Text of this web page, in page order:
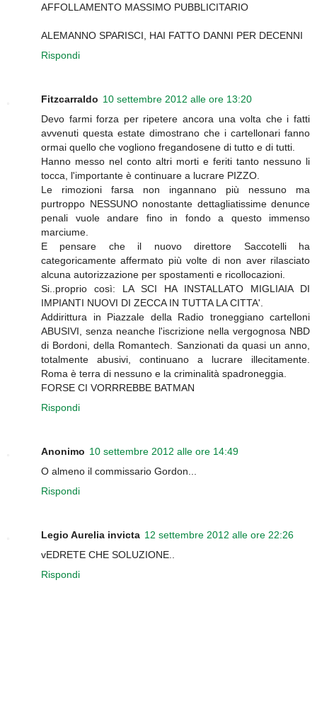
AFFOLLAMENTO MASSIMO PUBBLICITARIO
ALEMANNO SPARISCI, HAI FATTO DANNI PER DECENNI
Rispondi
Fitzcarraldo 10 settembre 2012 alle ore 13:20
Devo farmi forza per ripetere ancora una volta che i fatti
avvenuti questa estate dimostrano che i cartellonari fanno
ormai quello che vogliono fregandosene di tutto e di tutti.
Hanno messo nel conto altri morti e feriti tanto nessuno li
tocca, l'importante è continuare a lucrare PIZZO.
Le rimozioni farsa non ingannano più nessuno ma
purtroppo NESSUNO nonostante dettagliatissime denunce
penali vuole andare fino in fondo a questo immenso
marciume.
E pensare che il nuovo direttore Saccotelli ha
categoricamente affermato più volte di non aver rilasciato
alcuna autorizzazione per spostamenti e ricollocazioni.
Si..proprio così: LA SCI HA INSTALLATO MIGLIAIA DI
IMPIANTI NUOVI DI ZECCA IN TUTTA LA CITTA'.
Addirittura in Piazzale della Radio troneggiano cartelloni
ABUSIVI, senza neanche l'iscrizione nella vergognosa NBD
di Bordoni, della Romantech. Sanzionati da quasi un anno,
totalmente abusivi, continuano a lucrare illecitamente.
Roma è terra di nessuno e la criminalità spadroneggia.
FORSE CI VORRREBBE BATMAN
Rispondi
Anonimo 10 settembre 2012 alle ore 14:49
O almeno il commissario Gordon...
Rispondi
Legio Aurelia invicta 12 settembre 2012 alle ore 22:26
vEDRETE CHE SOLUZIONE..
Rispondi